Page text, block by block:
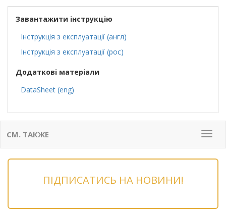
Завантажити інструкцію
Інструкція з експлуатації (англ)
Інструкція з експлуатації (рос)
Додаткові матеріали
DataSheet (eng)
Меню
СМ. ТАКЖЕ
ПІДПИСАТИСЬ НА НОВИНИ!